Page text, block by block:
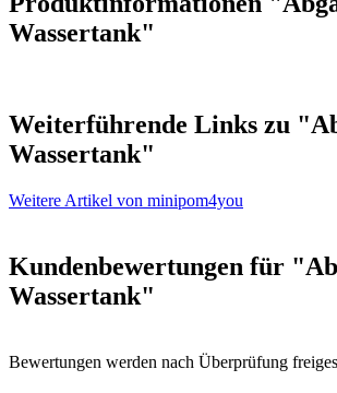
Wassertank"
Weiterführende Links zu
Wassertank"
Weitere Artikel von minipom4you
Kundenbewertungen für
Wassertank"
Bewertungen werden nach Überprüfung